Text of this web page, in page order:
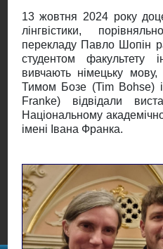
13 жовтня 2024 року
лінгвістики,
перекладу Павло Шопін
студентом факультету
вивчають німецьку
Тимом Бозе (Tim Bohse)
Franke) відвідали
Національному
імені Івана Франка.